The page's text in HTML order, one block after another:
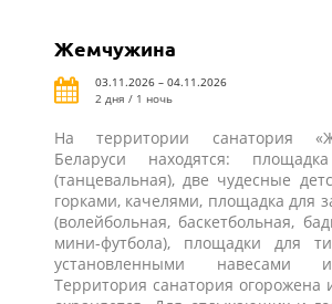
специалисты санатория найдут
подход и предложат оптимальную
восстановления и лечения. Вода
благотворное влияние на
этой причине санаторий появился
мест ее образования. Широкое
всем протяжении лечения
процедур позволяет персоналу
достигать небывалых успехов в
широкого спектра заболеваний.
используют и целебные свойства
Жемчужина
03.11.2026 – 04.11.2026
2 дня / 1 ночь
На территории санатория
Беларуси находятся:
(танцевальная), две чудесные
горками, качелями, площадка для
(волейбольная, баскетбольная,
мини-футбола), площадки для
установленными навесами
Территория санатория огорожена